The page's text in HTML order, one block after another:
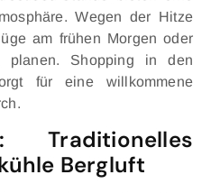
Wegen der Hitze
am frühen Morgen oder
planen. Shopping in den
für eine willkommene
Traditionelles
Bergluft